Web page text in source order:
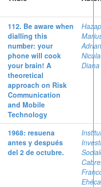
112. Be aware when
dialling this
number: your
phone will cook
your brain! A
theoretical
approach on Risk
Communication
and Mobile
Technology
Adrian
Diana
1968: resuena
antes y después
del 2 de octubre.